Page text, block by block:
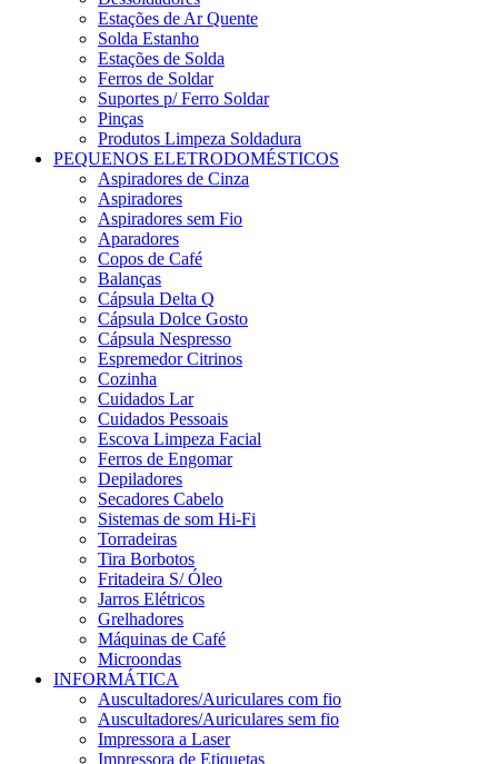
Estações de Ar Quente
Solda Estanho
Estações de Solda
Ferros de Soldar
Suportes p/ Ferro Soldar
Pinças
Produtos Limpeza Soldadura
PEQUENOS ELETRODOMÉSTICOS
Aspiradores de Cinza
Aspiradores
Aspiradores sem Fio
Aparadores
Copos de Café
Balanças
Cápsula Delta Q
Cápsula Dolce Gosto
Cápsula Nespresso
Espremedor Citrinos
Cozinha
Cuidados Lar
Cuidados Pessoais
Escova Limpeza Facial
Ferros de Engomar
Depiladores
Secadores Cabelo
Sistemas de som Hi-Fi
Torradeiras
Tira Borbotos
Fritadeira S/ Óleo
Jarros Elétricos
Grelhadores
Máquinas de Café
Microondas
INFORMÁTICA
Auscultadores/Auriculares com fio
Auscultadores/Auriculares sem fio
Impressora a Laser
Impressora de Etiquetas